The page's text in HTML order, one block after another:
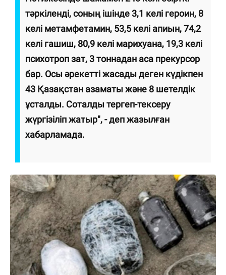
тәркіленді, соның ішінде 3,1 келі героин, 8
келі метамфетамин, 53,5 келі апиын, 74,2
келі гашиш, 80,9 келі марихуана, 19,3 келі
психотроп зат, 3 тоннадан аса прекурсор
бар. Осы әрекетті жасады деген күдікпен
43 Қазақстан азаматы және 8 шетелдік
ұсталды. Соталды тергеп-тексеру
жүргізіліп жатыр", - деп жазылған
хабарламада.